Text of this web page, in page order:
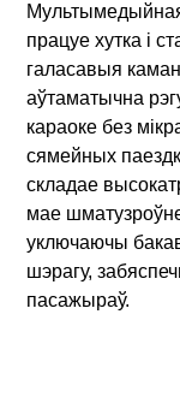
працуе хутка і
галасавыя
аўтаматычна
караоке без
сямейных
складае
мае
уключаючы
шэрагу,
пасажыраў.